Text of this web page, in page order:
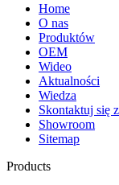
Home
O nas
Produktów
OEM
Wideo
Aktualności
Wiedza
Skontaktuj się
Showroom
Sitemap
Products